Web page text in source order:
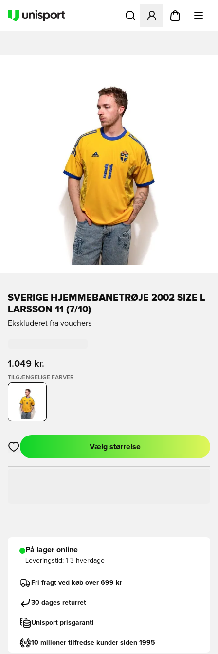
Åbner en Modal til at
SVERIGE HJEMMEBANETRØJE 2002 SIZE L
LARSSON 11 (7/10)
Ekskluderet fra vouchers
1.049 kr.
TILGÆNGELIGE FARVER
Åbner en Modal til at logge ind eller tilmelde dig som medlem
Vælg størrelse
På lager online
Leveringstid: 1-3 hverdage
Fri fragt ved køb over 699 kr
30 dages returret
Unisport prisgaranti
10 milioner tilfredse kunder siden 1995